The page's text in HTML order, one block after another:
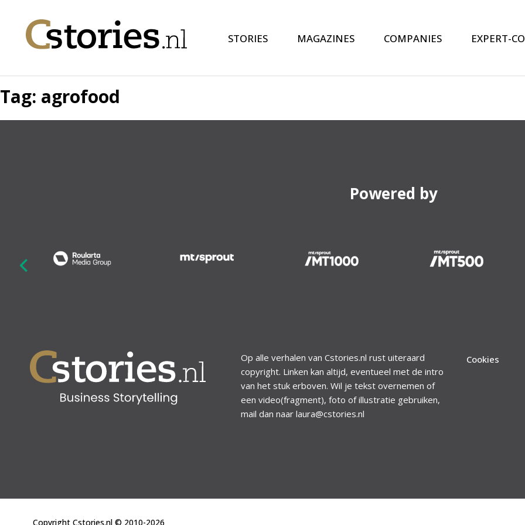
STORIES MAGAZINES COMPANIES EXPERT-
Tag: agrofood
Powered by
Op alle verhalen van Cstories.nl rust uiteraard
copyright. Linken kan altijd, eventueel met de intro
van het stuk erboven. Wil je tekst overnemen of
een video(fragment), foto of illustratie gebruiken,
mail dan naar laura@cstories.nl
Cookies
Copyright Cstories.nl © 2010-2026